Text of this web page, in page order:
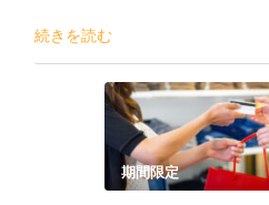
続きを読む
期間限定